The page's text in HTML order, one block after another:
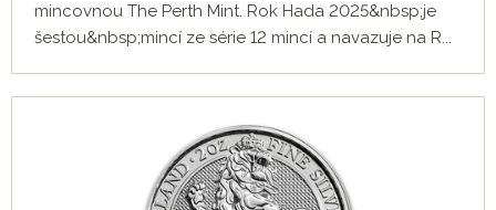
mincovnou The Perth Mint. Rok Hada 2025&nbsp;je
šestou&nbsp;mincí ze série 12 mincí a navazuje na R...